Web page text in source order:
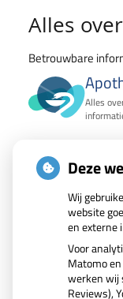
Medische
Alles
Betrouwbare
Alles
Wat zoekt u?
ZoekDeze
Wij
website
en externe
Voor
Matomo
werken wij
Reviews),